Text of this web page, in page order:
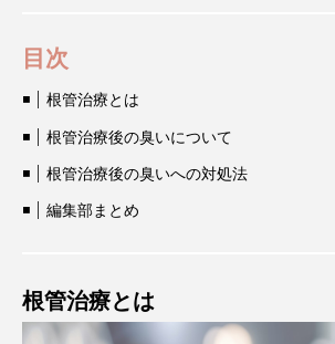
目次
根管治療とは
根管治療後の臭いについて
根管治療後の臭いへの対処法
編集部まとめ
根管治療とは